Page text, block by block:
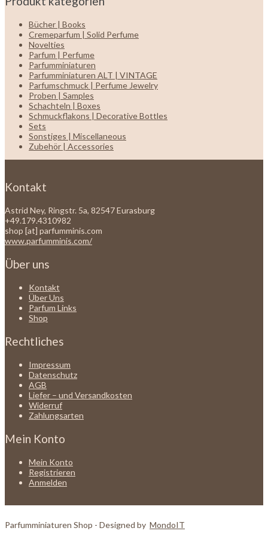
Bücher | Books
Cremeparfum | Solid Perfume
Novelties
Parfum | Perfume
Parfumminiaturen
Parfumminiaturen ALT | VINTAGE
Parfumschmuck | Perfume Jewelry
Proben | Samples
Schachteln | Boxes
Schmuckflakons | Decorative Bottles
Sets
Sonstiges | Miscellaneous
Zubehör | Accessories
Kontakt
Astrid Ney, Ringstr. 5a, 82547 Eurasburg
+49.179.4310982
shop [at] parfumminis.com
www.parfumminis.com/
Über uns
Kontakt
Über Uns
Parfum Links
Shop
Rechtliches
Impressum
Datenschutz
AGB
Liefer – und Versandkosten
Widerruf
Zahlungsarten
Mein Konto
Mein Konto
Registrieren
Anmelden
Parfumminiaturen Shop - Designed by MondoIT